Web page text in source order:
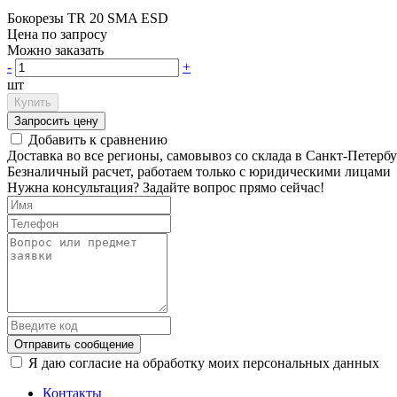
Бокорезы TR 20 SMA ESD
Цена по запросу
Можно заказать
-
+
шт
Купить
Запросить цену
Добавить к сравнению
Доставка во все регионы, самовывоз со склада в Санкт-
Безналичный расчет, работаем только с юридическими лицами
Нужна консультация? Задайте вопрос прямо сейчас!
Отправить сообщение
Я даю согласие на обработку моих персональных данных
Контакты